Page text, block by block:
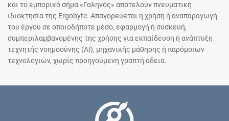
και το εμπορικό σήμα «Γαληνός» αποτελούν πνευματική
ιδιοκτησία της Ergobyte. Απαγορεύεται η χρήση ή αναπαραγωγή
του έργου σε οποιοδήποτε μέσο, εφαρμογή ή συσκευή,
συμπεριλαμβανομένης της χρήσης για εκπαίδευση ή ανάπτυξη
τεχνητής νοημοσύνης (AI), μηχανικής μάθησης ή παρόμοιων
τεχνολογιών, χωρίς προηγούμενη γραπτή άδεια.